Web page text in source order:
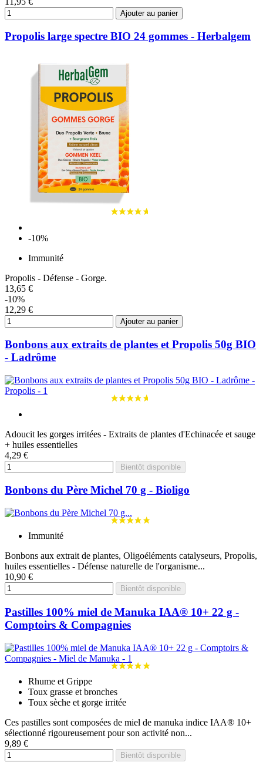
Ajouter au panier
Propolis large spectre BIO 24 gommes - Herbalgem
-10%
Immunité
Propolis - Défense - Gorge.
13,65 €
-10%
12,29 €
Ajouter au panier
Bonbons aux extraits de plantes et Propolis 50g BIO
- Ladrôme
Adoucit les gorges irritées - Extraits de plantes d'Echinacée et sauge
+ huiles essentielles
4,29 €
Bientôt disponible
Bonbons du Père Michel 70 g - Bioligo
Immunité
Bonbons aux extrait de plantes, Oligoéléments catalyseurs, Propolis,
huiles essentielles - Défense naturelle de l'organisme...
10,90 €
Bientôt disponible
Pastilles 100% miel de Manuka IAA® 10+ 22 g -
Comptoirs & Compagnies
Rhume et Grippe
Toux grasse et bronches
Toux sèche et gorge irritée
Ces pastilles sont composées de miel de manuka indice IAA® 10+
sélectionné rigoureusement pour son activité non...
9,89 €
Bientôt disponible